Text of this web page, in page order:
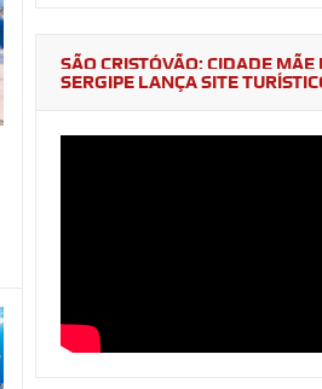
SÃO CRISTÓVÃO: CIDADE MÃE
SERGIPE LANÇA SITE